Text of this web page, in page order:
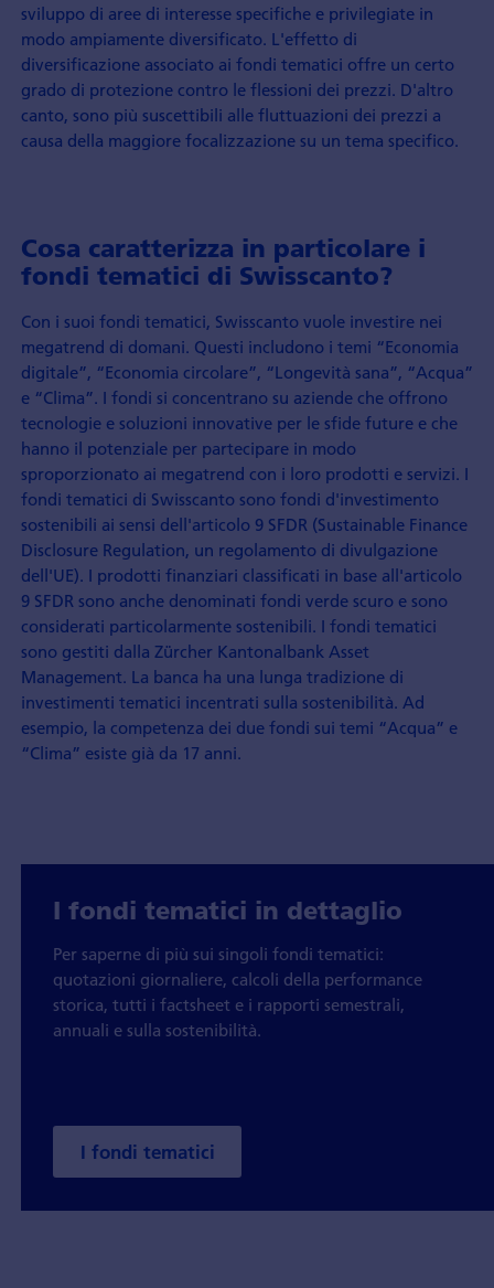
sviluppo di aree di interesse specifiche e privilegiate in
modo ampiamente diversificato. L'effetto di
diversificazione associato ai fondi tematici offre un certo
grado di protezione contro le flessioni dei prezzi. D'altro
canto, sono più suscettibili alle fluttuazioni dei prezzi a
causa della maggiore focalizzazione su un tema specifico.
Cosa caratterizza in particolare i
fondi tematici di Swisscanto?
Con i suoi fondi tematici, Swisscanto vuole investire nei
megatrend di domani. Questi includono i temi “Economia
digitale”, “Economia circolare”, “Longevità sana”, “Acqua”
e “Clima”. I fondi si concentrano su aziende che offrono
tecnologie e soluzioni innovative per le sfide future e che
hanno il potenziale per partecipare in modo
sproporzionato ai megatrend con i loro prodotti e servizi. I
fondi tematici di Swisscanto sono fondi d'investimento
sostenibili ai sensi dell'articolo 9 SFDR (Sustainable Finance
Disclosure Regulation, un regolamento di divulgazione
dell'UE). I prodotti finanziari classificati in base all'articolo
9 SFDR sono anche denominati fondi verde scuro e sono
considerati particolarmente sostenibili. I fondi tematici
sono gestiti dalla Zürcher Kantonalbank Asset
Management. La banca ha una lunga tradizione di
investimenti tematici incentrati sulla sostenibilità. Ad
esempio, la competenza dei due fondi sui temi “Acqua” e
“Clima” esiste già da 17 anni.
I fondi tematici in dettaglio
Per saperne di più sui singoli fondi tematici:
quotazioni giornaliere, calcoli della performance
storica, tutti i factsheet e i rapporti semestrali,
annuali e sulla sostenibilità.
I fondi tematici